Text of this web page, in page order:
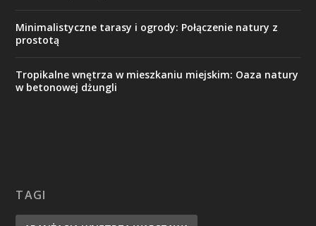
Minimalistyczne tarasy i ogrody: Połączenie natury z
prostotą
Tropikalne wnętrza w mieszkaniu miejskim: Oaza natury
w betonowej dżungli
TAGI